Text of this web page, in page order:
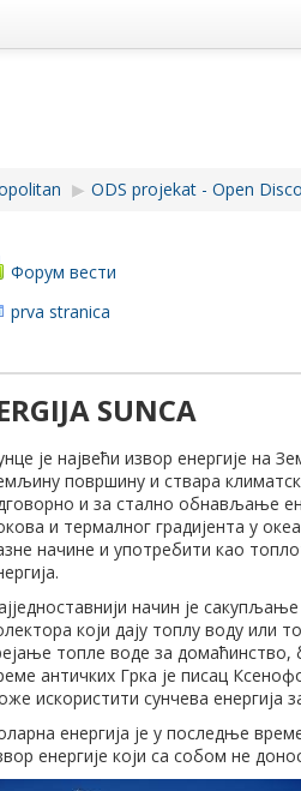
▶︎ ODS projekat - Open
Форум вести
prva stranica
SUNCA
је највећи извор енергије на
површину и ствара
и за стално обнављање
и термалног градијента у
начине и употребити као
начин је
који дају топлу воду или
топле воде за домаћинство,
античких Грка је писац
искористити сунчева енергија
енергија је у последње
енергије који са собом не